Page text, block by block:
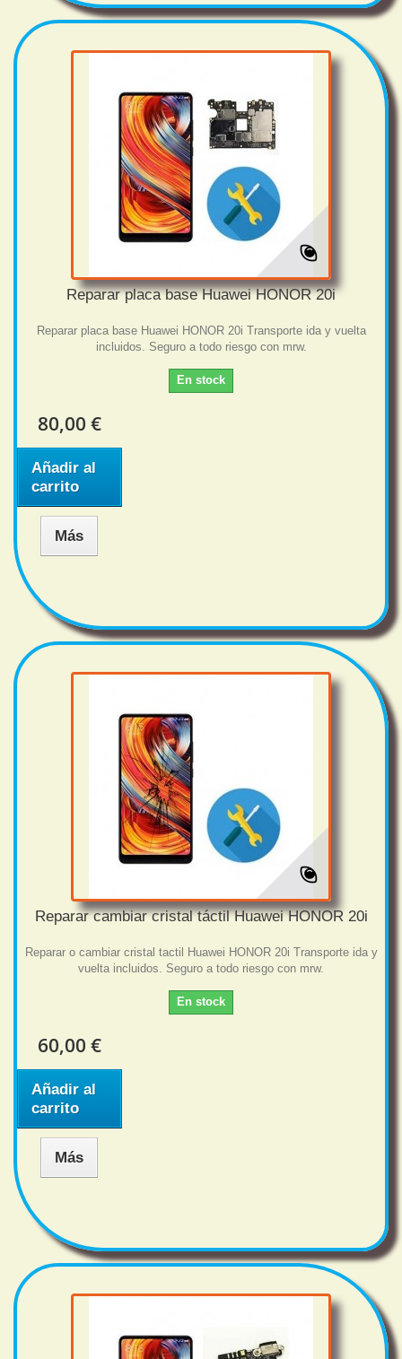
Reparar placa base Huawei HONOR 20i
Reparar placa base Huawei HONOR 20i Transporte ida y vuelta
incluidos. Seguro a todo riesgo con mrw.
En stock
80,00 €
Añadir al
carrito
Más
Reparar cambiar cristal táctil Huawei HONOR 20i
Reparar o cambiar cristal tactil Huawei HONOR 20i Transporte ida y
vuelta incluidos. Seguro a todo riesgo con mrw.
En stock
60,00 €
Añadir al
carrito
Más